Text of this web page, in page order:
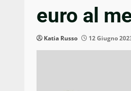
euro al
Katia Russo 12 Giugno